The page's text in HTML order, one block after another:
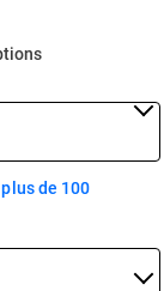
de 100